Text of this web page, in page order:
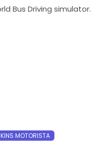
Bus Driving simulator.
MOTORISTA